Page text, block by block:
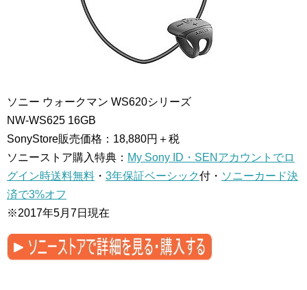
ソニー ウォークマン WS620シリーズ
NW-WS625 16GB
SonyStore販売価格：18,880円＋税
ソニーストア購入特典： My Sony ID・SENアカウントでロ
グイン時送料無料 ・ 3年保証ベーシック付・ ソニーカード決
済で3%オフ
※2017年5月7日現在